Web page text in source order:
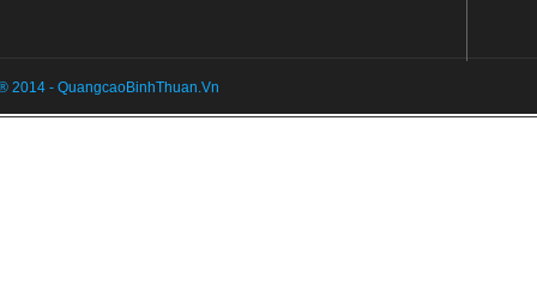
2014 - QuangcaoBinhThuan.Vn